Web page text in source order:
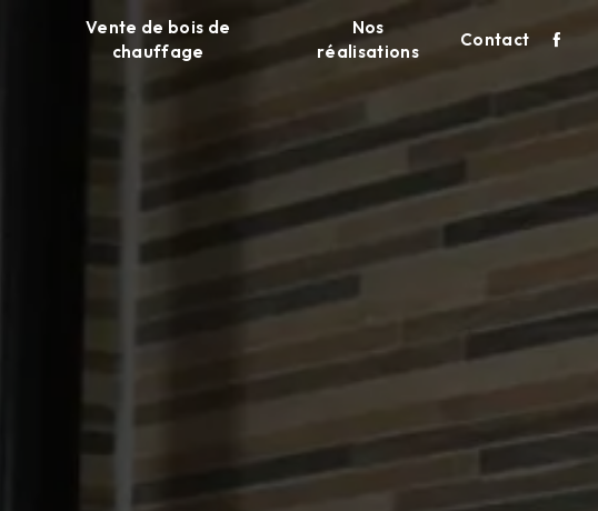
Vente de bois de
chauffage
Nos
réalisations
Contact